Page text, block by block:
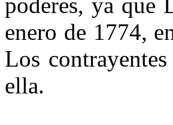
enero de 1774,
Los
ella.